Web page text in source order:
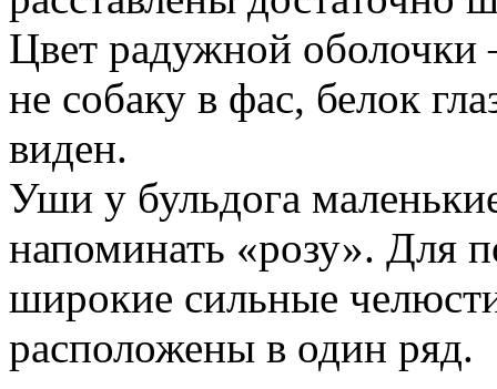
Цвет радужной оболочки
не собаку в фас, белок
виден.
Уши у бульдога
напоминать «розу». Для
широкие сильные
расположены в один ряд.